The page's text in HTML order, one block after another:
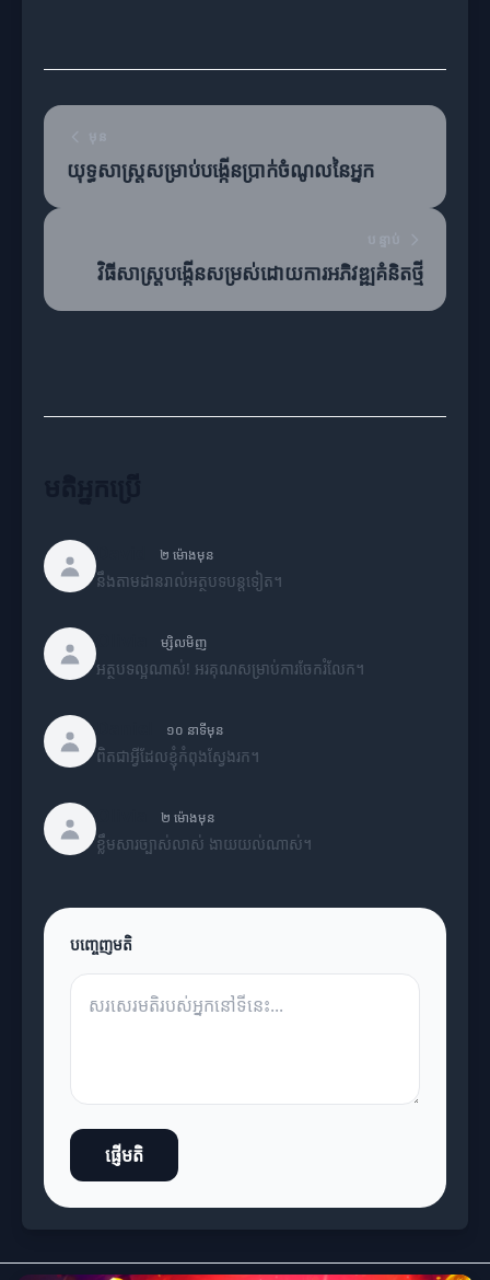
យុទ្ធសាស្ត្រសម្រាប់បង្កើនប្រាក់ចំណូលនៃអ្នក
វិធីសាស្ត្របង្កើនសម្រស់ដោយការអភិវឌ្ឍគំនិតថ្មី
២ ម៉ោងមុន
នឹងតាមដានរាល់អត្ថបទបន្តទៀត។
ម្សិលមិញ
អត្ថបទល្អណាស់! អរគុណសម្រាប់ការចែករំលែក។
១០ នាទីមុន
ពិតជាអ្វីដែលខ្ញុំកំពុងស្វែងរក។
២ ម៉ោងមុន
ខ្លឹមសារច្បាស់លាស់ ងាយយល់ណាស់។
បញ្ចេញមតិ
ផ្ញើមតិ